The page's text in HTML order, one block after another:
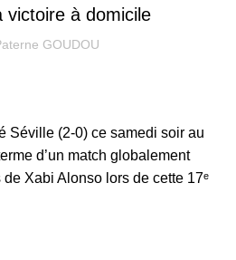
victoire à domicile
GOUDOU
Séville (2-0) ce samedi soir au
d’un match globalement
Xabi Alonso lors de cette 17ᵉ